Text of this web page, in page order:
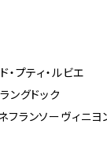
・プティ・ルビエ
ングドック
フランソーヴィ